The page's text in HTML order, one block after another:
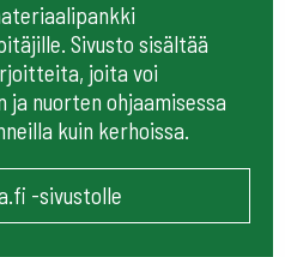
Sivusto sisältää
joita voi
ja nuorten ohjaamisessa
kuin kerhoissa.
-sivustolle